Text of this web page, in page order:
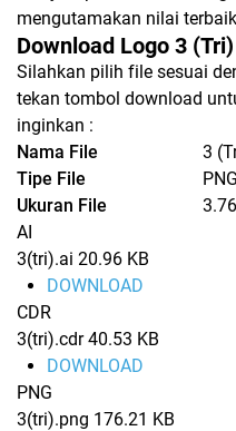
mengutamakan nilai
Download Logo 3
Silahkan pilih file sesuai
tekan tombol download
inginkan :
Nama File
3
Tipe File
Ukuran File
AI
3(tri).ai 20.96 KB
DOWNLOAD
CDR
3(tri).cdr 40.53 KB
DOWNLOAD
PNG
3(tri).png 176.21 KB